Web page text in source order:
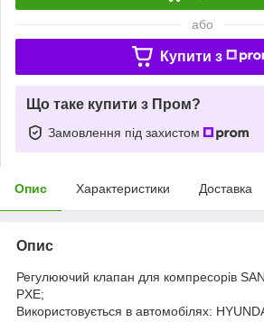
або
Купити з
Що таке купити з Пром?
Замовлення під захистом
Опис Характеристики Доставка
Опис
Регулюючий клапан для компресорів
PXE;
Використовується в автомобілях: